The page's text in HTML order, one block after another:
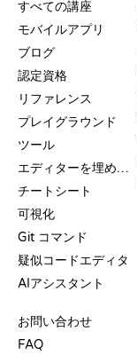
すべての講座
モバイルアプリ
ブログ
認定資格
リファレンス
プレイグラウンド
ツール
エディターを埋め込む
チートシート
可視化
Git コマンド
疑似コードエディタ
AIアシスタント
お問い合わせ
FAQ